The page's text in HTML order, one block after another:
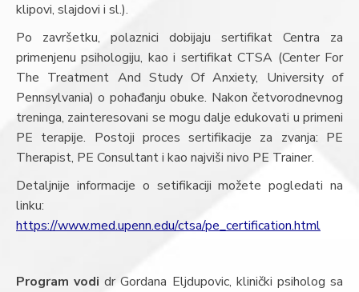
klipovi, slajdovi i sl.).
Po završetku, polaznici dobijaju sertifikat Centra za
primenjenu psihologiju, kao i sertifikat CTSA (Center For
The Treatment And Study Of Anxiety, University of
Pennsylvania) o pohađanju obuke. Nakon četvorodnevnog
treninga, zainteresovani se mogu dalje edukovati u primeni
PE terapije. Postoji proces sertifikacije za zvanja: PE
Therapist, PE Consultant i kao najviši nivo PE Trainer.
Detaljnije informacije o setifikaciji možete pogledati na
linku:
https://www.med.upenn.edu/ctsa/pe_certification.html
Program vodi dr Gordana Eljdupovic, klinički psiholog sa